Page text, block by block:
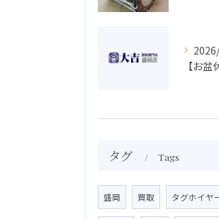
タグ Tags
盛岡 買取 タグホイヤ